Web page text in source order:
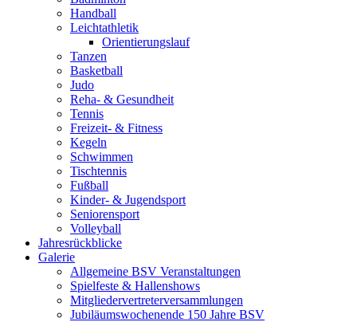
Handball
Leichtathletik
Orientierungslauf
Tanzen
Basketball
Judo
Reha- & Gesundheit
Tennis
Freizeit- & Fitness
Kegeln
Schwimmen
Tischtennis
Fußball
Kinder- & Jugendsport
Seniorensport
Volleyball
Jahresrückblicke
Galerie
Allgemeine BSV Veranstaltungen
Spielfeste & Hallenshows
Mitgliedervertreterversammlungen
Jubiläumswochenende 150 Jahre BSV